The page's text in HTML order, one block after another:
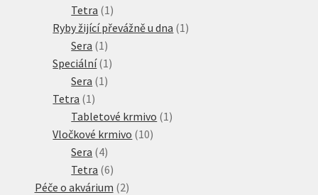
produkty
Tetra 1 1
produkt
Ryby žijící převážně u dna 1 1
Sera 1 1
produkt
Speciální 1 1
Sera 1 1
Tetra 1 1
produkt
Tabletové krmivo 1 1
Vločkové krmivo 1010
Sera 44
produkty
Tetra 66
produktů
Péče o akvárium 22